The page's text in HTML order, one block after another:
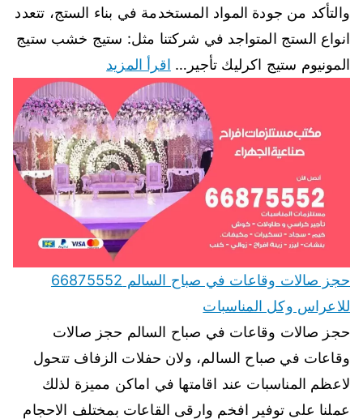
والتأكد من جودة المواد المستخدمة في بناء الستج، تتعدد
انواع الستج المتواجد في شركتنا مثل: ستيج خشب ستيج
المونيوم ستيج اكرليك تأجير… اقرأ المزيد
حجز صالات وقاعات في صباح السالم 66875552
للاعراس وكل المناسبات
حجز صالات وقاعات في صباح السالم حجز صالات
وقاعات في صباح السالم، ولان حفلات الزفاف تتحول
لاعظم المناسبات عند اقامتها في اماكن مميزة لذلك
عملنا على توفير افخم وارقى القاعات بمختلف الاحجام